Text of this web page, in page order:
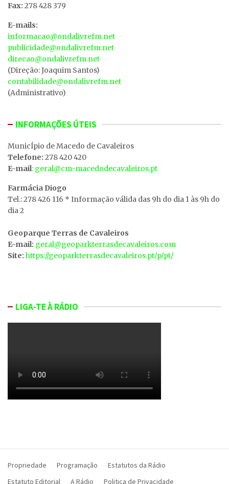
Fax: 278 428 379
E-mails:
informacao@ondalivrefm.net
publicidade@ondalivrefm.net
direcao@ondalivrefm.net
(Direção: Joaquim Santos)
contabilidade@ondalivrefm.net
(Administrativo)
INFORMAÇÕES ÚTEIS
MunicÍpio de Macedo de Cavaleiros
Telefone: 278 420 420
E-mail: geral@cm-macedodecavaleiros.pt
Farmácia Diogo
Tel.: 278 426 116 * Informação válida das 9h do dia 1 às 9h do
dia 2
Geoparque Terras de Cavaleiros
E-mail: geral@geoparkterrasdecavaleiros.com
Site: https://geoparkterrasdecavaleiros.pt/p/pt/
LIGA-TE À RÁDIO
Propriedade Programação
Estatutos da Rádio
Estatuto Editorial
A Rádio Politica de Privacidade